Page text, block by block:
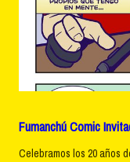
Fumanchú Comic
Celebramos los 20 años